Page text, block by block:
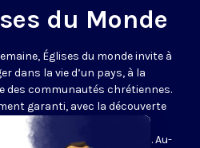
du Monde
Églises du monde invite à
dans la vie d’un pays, à la
des communautés chrétiennes.
garanti, avec la découverte
et du rayonnement de
ou de ses difficultés. Au-